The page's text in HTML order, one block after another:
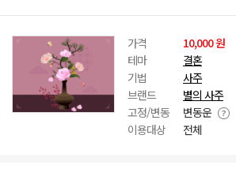
가격
10,000 원
테마
결혼
기법
사주
브랜드
별의 사주
고정/변동
변동운
이용대상
전체